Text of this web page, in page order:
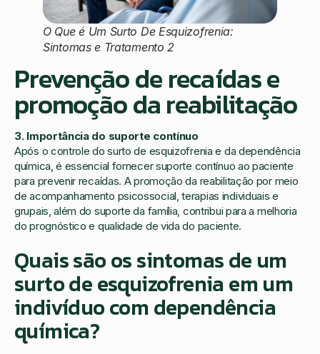
O Que é Um Surto De Esquizofrenia:
Sintomas e Tratamento 2
Prevenção de recaídas e
promoção da reabilitação
3. Importância do suporte contínuo
Após o controle do surto de esquizofrenia e da dependência
química, é essencial fornecer suporte contínuo ao paciente
para prevenir recaídas. A promoção da reabilitação por meio
de acompanhamento psicossocial, terapias individuais e
grupais, além do suporte da família, contribui para a melhoria
do prognóstico e qualidade de vida do paciente.
Quais são os sintomas de um
surto de esquizofrenia em um
indivíduo com dependência
química?